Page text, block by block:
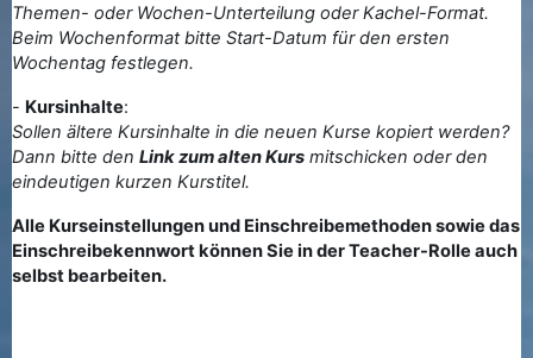
Themen- oder Wochen-Unterteilung oder Kachel-Format.
Beim Wochenformat bitte Start-Datum für den ersten
Wochentag festlegen.
- Kursinhalte:
Sollen ältere Kursinhalte in die neuen Kurse kopiert werden?
Dann bitte den Link zum alten Kurs mitschicken oder den
eindeutigen kurzen Kurstitel.
Alle Kurseinstellungen und Einschreibemethoden sowie das
Einschreibekennwort können Sie in der Teacher-Rolle auch
selbst bearbeiten.